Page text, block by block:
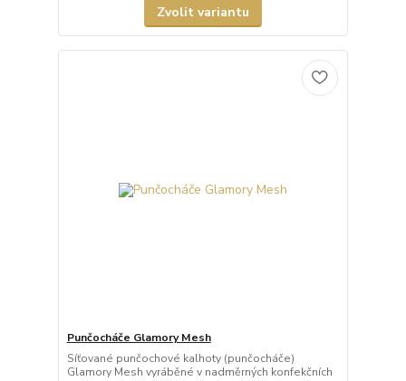
Zvolit variantu
Punčocháče Glamory Mesh
Síťované punčochové kalhoty (punčocháče)
Glamory Mesh vyráběné v nadměrných konfekčních